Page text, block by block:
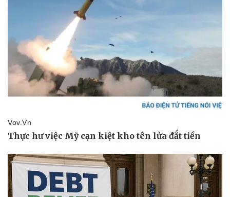
Pháp luật
Quân sự - Quốc phòng